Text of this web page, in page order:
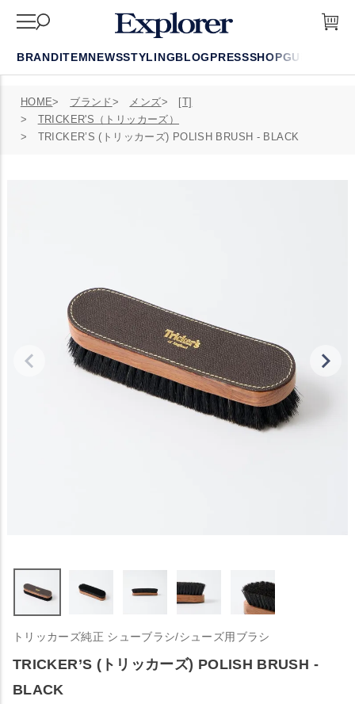
BRANDITEMNEWSSTYLINGBLOGPRESSSHOPGUIDE
HOME ブランド メンズ
TRICKER'S（トリッカーズ）
TRICKER’S (トリッカーズ) POLISH BRUSH - BLACK
トリッカーズ純正 シューブラシ/シューズ用ブラシ
TRICKER’S (トリッカーズ) POLISH BRUSH -
BLACK